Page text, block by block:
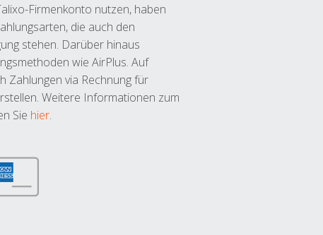
Firmenkonto nutzen, haben
die auch den
stehen. Darüber hinaus
wie AirPlus. Auf
Zahlungen via Rechnung für
Weitere Informationen zum
Sie hier.